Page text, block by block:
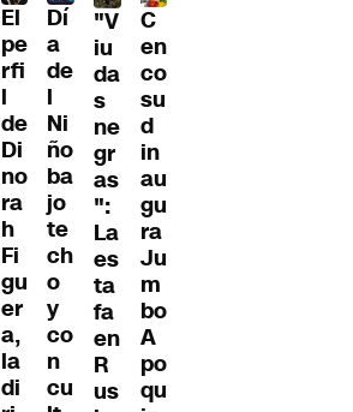
El
pe
rfi
l
de
Di
no
ra
h
Fi
gu
er
a,
la
di
Dí
a
de
l
Ni
ño
ba
jo
te
ch
o
y
co
n
cu
"V
iu
da
s
ne
gr
as
":
La
es
ta
fa
en
R
us
C
en
co
su
d
in
au
gu
ra
Ju
m
bo
A
po
qu